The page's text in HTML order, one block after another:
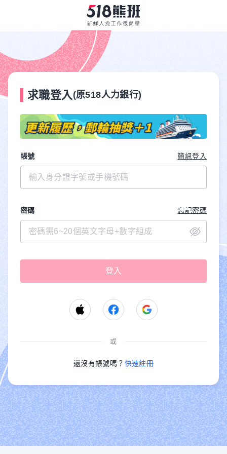
求職登入 (原518人力銀行)
帳號 簡訊登入
密碼 忘記密碼
或
還沒有帳號嗎？ 快速註冊